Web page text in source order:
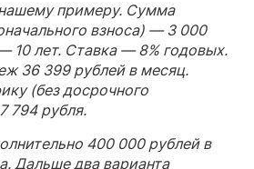
примеру. Сумма
взноса) — 3 000
10 лет. Ставка — 8% годовых.
36 399 рублей в месяц.
(без досрочного
794 рубля.
400 000 рублей в
Дальше два варианта